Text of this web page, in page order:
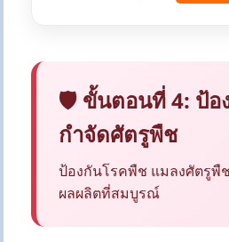
🛡️ ขั้นตอนที่ 4: ป้อ
กำจัดศัตรูพืช
ป้องกันโรคพืช แมลงศัตรูพื
ผลผลิตที่สมบูรณ์